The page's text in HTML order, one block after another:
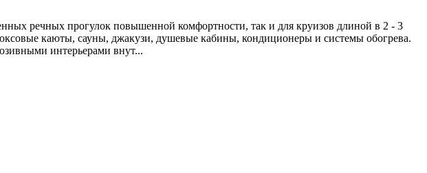
речных прогулок повышенной комфортности, так и для круизов длиной в 2 - 3
каюты, сауны, джакузи, душевые кабины, кондиционеры и системы обогрева.
интерьерами внут...